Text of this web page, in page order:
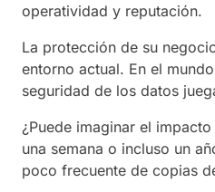
operatividad y reputación.
La protección de su
entorno actual. En el
seguridad de los datos
¿Puede imaginar el
una semana o incluso un
poco frecuente de copias